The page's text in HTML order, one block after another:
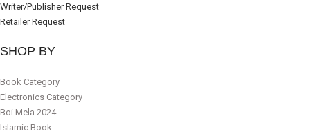
Writer/Publisher Request
Retailer Request
SHOP BY
Book Category
Electronics Category
Boi Mela 2024
Islamic Book